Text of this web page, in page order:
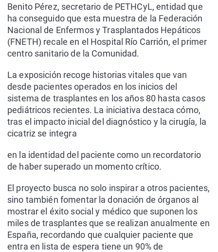
Benito Pérez, secretario de PETHCyL, entidad que
ha conseguido que esta muestra de la Federación
Nacional de Enfermos y Trasplantados Hepáticos
(FNETH) recale en el Hospital Río Carrión, el primer
centro sanitario de la Comunidad.
La exposición recoge historias vitales que van
desde pacientes operados en los inicios del
sistema de trasplantes en los años 80 hasta casos
pediátricos recientes. La iniciativa destaca cómo,
tras el impacto inicial del diagnóstico y la cirugía, la
cicatriz se integra
en la identidad del paciente como un recordatorio
de haber superado un momento crítico.
El proyecto busca no solo inspirar a otros pacientes,
sino también fomentar la donación de órganos al
mostrar el éxito social y médico que suponen los
miles de trasplantes que se realizan anualmente en
España, recordando que cualquier paciente que
entra en lista de espera tiene un 90% de